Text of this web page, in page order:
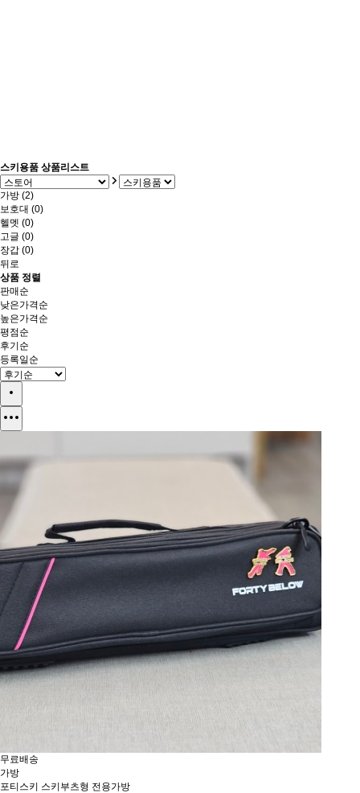
스키용품 상품리스트
가방 (2)
보호대 (0)
헬멧 (0)
고글 (0)
장갑 (0)
뒤로
상품 정렬
판매순
낮은가격순
높은가격순
평점순
후기순
등록일순
무료배송
가방
포티스키 스키부츠형 전용가방